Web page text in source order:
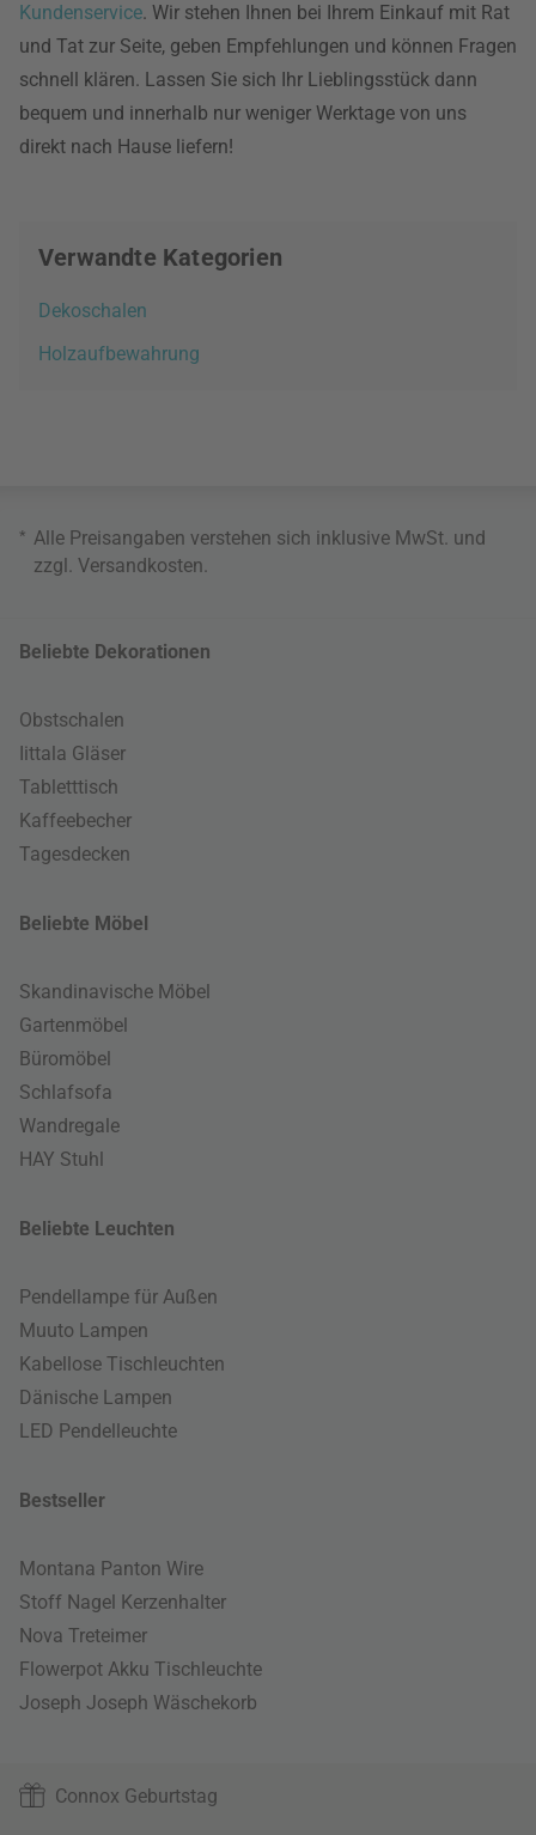
Kundenservice. Wir stehen Ihnen bei Ihrem Einkauf mit Rat
und Tat zur Seite, geben Empfehlungen und können Fragen
schnell klären. Lassen Sie sich Ihr Lieblingsstück dann
bequem und innerhalb nur weniger Werktage von uns
direkt nach Hause liefern!
Verwandte Kategorien
Dekoschalen
Holzaufbewahrung
* Alle Preisangaben verstehen sich inklusive MwSt. und
zzgl. Versandkosten.
Beliebte Dekorationen
Obstschalen
Iittala Gläser
Tabletttisch
Kaffeebecher
Tagesdecken
Beliebte Möbel
Skandinavische Möbel
Gartenmöbel
Büromöbel
Schlafsofa
Wandregale
HAY Stuhl
Beliebte Leuchten
Pendellampe für Außen
Muuto Lampen
Kabellose Tischleuchten
Dänische Lampen
LED Pendelleuchte
Bestseller
Montana Panton Wire
Stoff Nagel Kerzenhalter
Nova Treteimer
Flowerpot Akku Tischleuchte
Joseph Joseph Wäschekorb
Connox Geburtstag